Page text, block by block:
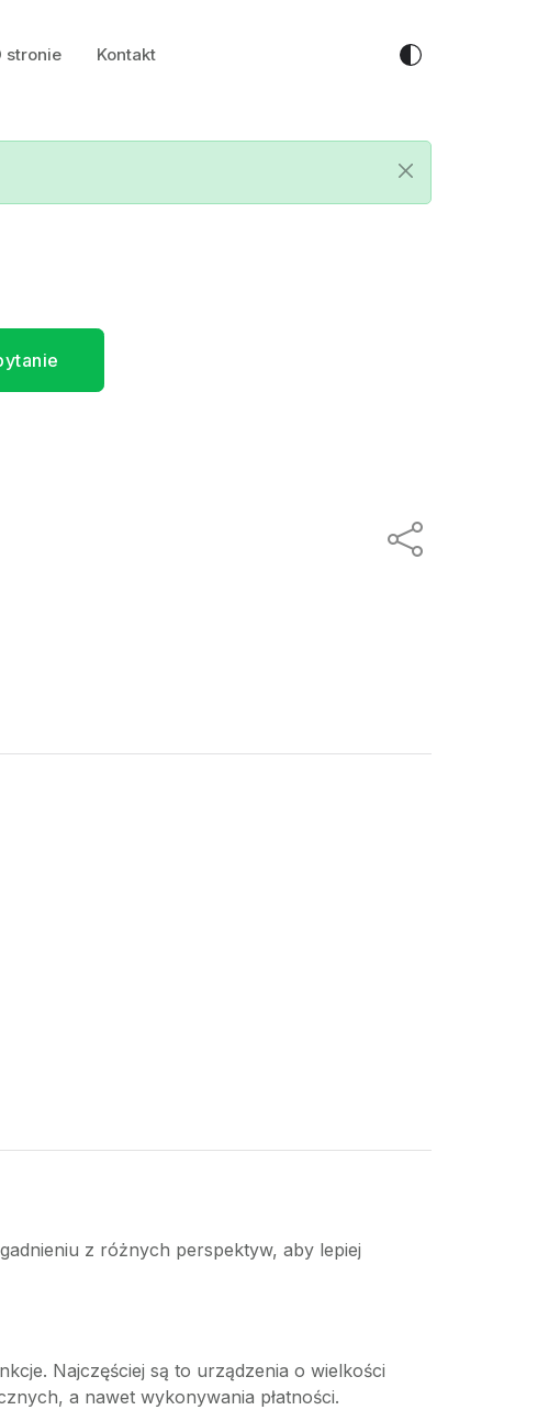
stronie Kontakt
z różnych perspektyw, aby lepiej
Najczęściej są to urządzenia o wielkości
a nawet wykonywania płatności.